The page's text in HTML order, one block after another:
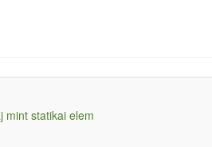
mint statikai elem